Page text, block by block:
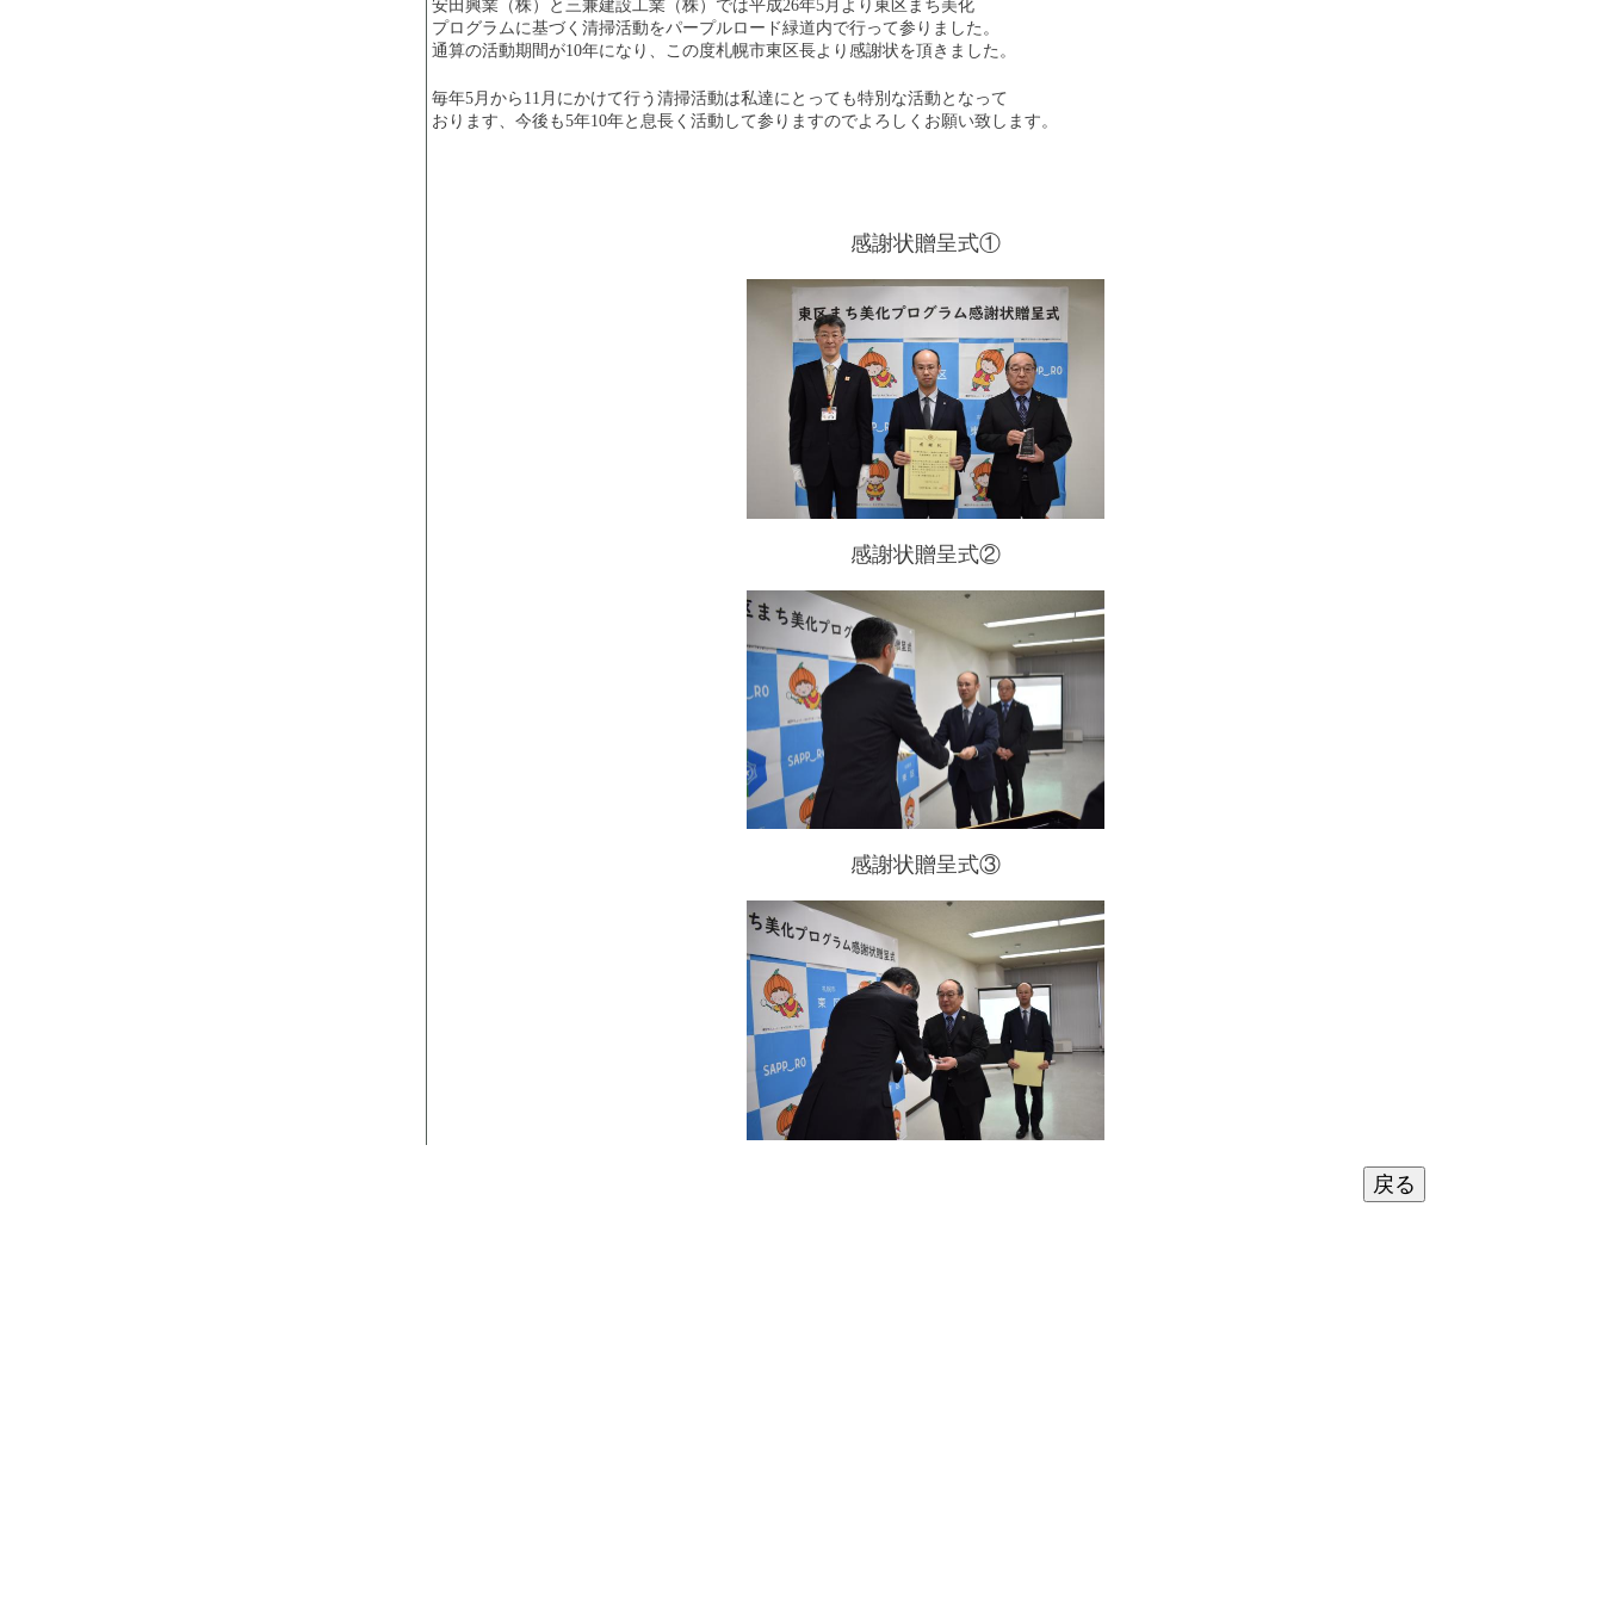
安田興業（株）と三兼建設工業（株）では平成26年5月より東区まち美化
プログラムに基づく清掃活動をパープルロード緑道内で行って参りました。
通算の活動期間が10年になり、この度札幌市東区長より感謝状を頂きました。
毎年5月から11月にかけて行う清掃活動は私達にとっても特別な活動となって
おります、今後も5年10年と息長く活動して参りますのでよろしくお願い致します。
感謝状贈呈式①
感謝状贈呈式②
感謝状贈呈式③